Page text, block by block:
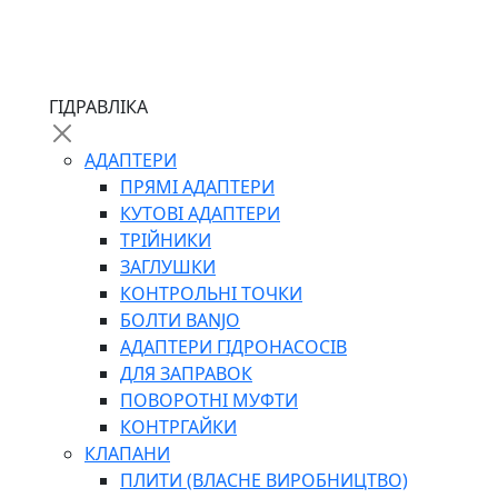
СИЛОВІ
ДРОТЯНІ
ПРУЖИННІ
НЕЙЛОНОВІ
ПРОРЕЗИНЕНІ
АВТОТОВАРИ
АВТОХІМІЯ
ДОМКРАТИ
ГІДРАВЛІКА
АДАПТЕРИ
ПРЯМІ АДАПТЕРИ
КУТОВІ АДАПТЕРИ
ТРІЙНИКИ
ЗАГЛУШКИ
КОНТРОЛЬНІ ТОЧКИ
БОЛТИ BANJO
АДАПТЕРИ ГІДРОНАСОСІВ
ДЛЯ ЗАПРАВОК
ПОВОРОТНІ МУФТИ
КОНТРГАЙКИ
КЛАПАНИ
ПЛИТИ (ВЛАСНЕ ВИРОБНИЦТВО)